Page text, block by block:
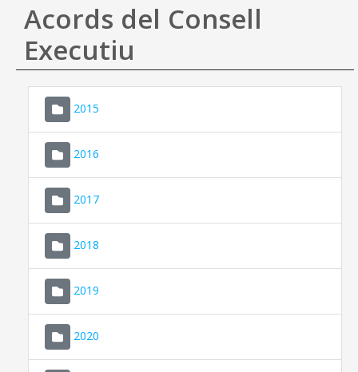
Ajuda
Acords del Consell
Executiu
2015
2016
2017
2018
2019
2020